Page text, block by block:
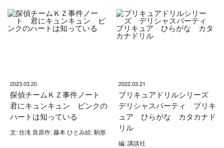
2023.03.20
探偵チームＫＺ事件ノート
君にキュンキュン ピンクの
ハートは知っている
文: 住滝 良原作: 藤本 ひとみ絵: 駒形
2022.03.21
プリキュアドリルシリーズ
デリシャスパーティ プリキ
ュア ひらがな カタカナド
リル
編: 講談社